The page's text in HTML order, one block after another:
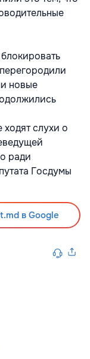
новые
слухи о
ради
Госдумы
в Google